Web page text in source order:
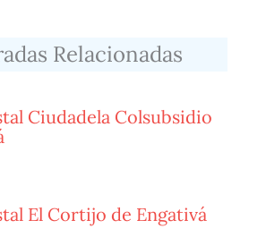
Relacionadas
Ciudadela Colsubsidio
El Cortijo de Engativá